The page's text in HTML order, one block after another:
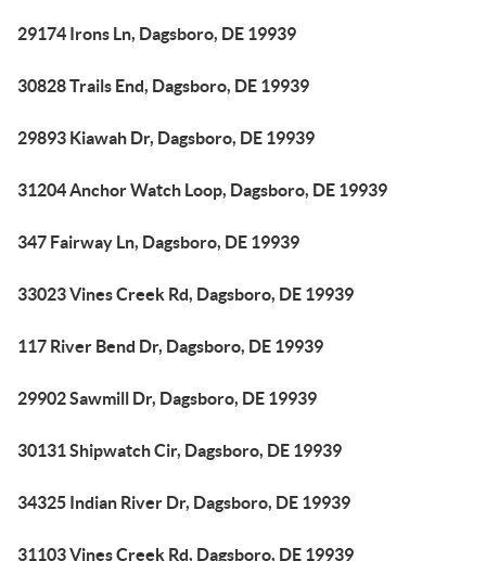
29174 Irons Ln, Dagsboro, DE 19939
30828 Trails End, Dagsboro, DE 19939
29893 Kiawah Dr, Dagsboro, DE 19939
31204 Anchor Watch Loop, Dagsboro, DE 19939
347 Fairway Ln, Dagsboro, DE 19939
33023 Vines Creek Rd, Dagsboro, DE 19939
117 River Bend Dr, Dagsboro, DE 19939
29902 Sawmill Dr, Dagsboro, DE 19939
30131 Shipwatch Cir, Dagsboro, DE 19939
34325 Indian River Dr, Dagsboro, DE 19939
31103 Vines Creek Rd, Dagsboro, DE 19939